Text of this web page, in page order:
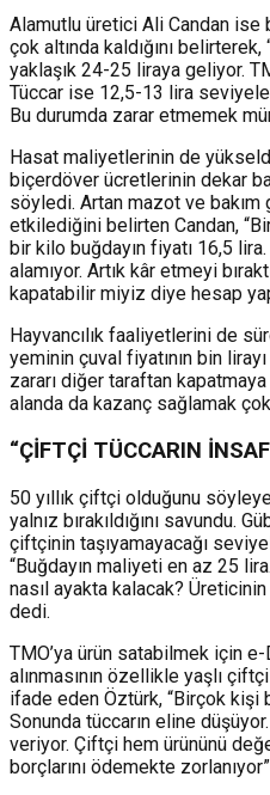
Alamutlu üretici Ali Candan ise
çok altında kaldığını
yaklaşık 24-25 liraya geliyor.
Tüccar ise 12,5-13 lira
Bu durumda zarar etmemek
Hasat maliyetlerinin de
biçerdöver ücretlerinin dekar
söyledi. Artan mazot ve
etkilediğini belirten Candan,
bir kilo buğdayın fiyatı 16,5
alamıyor. Artık kâr etmeyi
kapatabilir miyiz diye hesap
Hayvancılık faaliyetlerini de
yeminin çuval fiyatının bin
zararı diğer taraftan
alanda da kazanç sağlamak
“ÇİFTÇİ TÜCCARIN
50 yıllık çiftçi olduğunu
yalnız bırakıldığını savundu.
çiftçinin taşıyamayacağı
“Buğdayın maliyeti en az 25
nasıl ayakta kalacak?
dedi.
TMO’ya ürün satabilmek için
alınmasının özellikle yaşlı
ifade eden Öztürk, “Birçok kişi
Sonunda tüccarın eline
veriyor. Çiftçi hem ürününü
borçlarını ödemekte